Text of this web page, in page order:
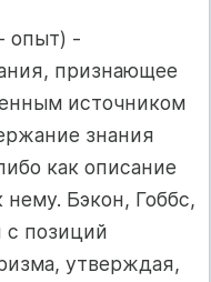
опыт) -
признающее
источником
знания
как описание
нему. Бэкон, Гоббс,
с позиций
утверждая,